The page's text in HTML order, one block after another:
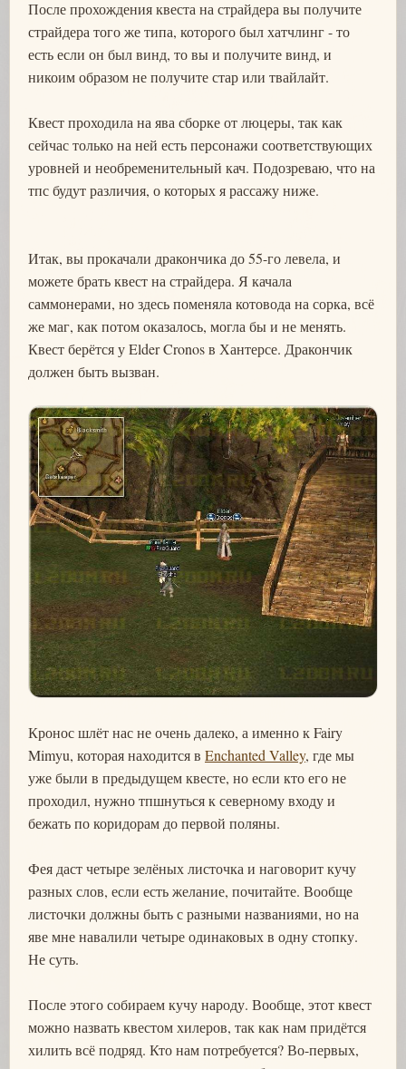
После прохождения квеста на страйдера вы получите
страйдера того же типа, которого был хатчлинг - то
есть если он был винд, то вы и получите винд, и
никоим образом не получите стар или твайлайт.
Квест проходила на ява сборке от люцеры, так как
сейчас только на ней есть персонажи соответствующих
уровней и необременительный кач. Подозреваю, что на
тпс будут различия, о которых я рассажу ниже.
Итак, вы прокачали дракончика до 55-го левела, и
можете брать квест на страйдера. Я качала
саммонерами, но здесь поменяла котовода на сорка, всё
же маг, как потом оказалось, могла бы и не менять.
Квест берётся у Elder Cronos в Хантерсе. Дракончик
должен быть вызван.
Кронос шлёт нас не очень далеко, а именно к Fairy
Mimyu, которая находится в Enchanted Valley, где мы
уже были в предыдущем квесте, но если кто его не
проходил, нужно тпшнуться к северному входу и
бежать по коридорам до первой поляны.
Фея даст четыре зелёных листочка и наговорит кучу
разных слов, если есть желание, почитайте. Вообще
листочки должны быть с разными названиями, но на
яве мне навалили четыре одинаковых в одну стопку.
Не суть.
После этого собираем кучу народу. Вообще, этот квест
можно назвать квестом хилеров, так как нам придётся
хилить всё подряд. Кто нам потребуется? Во-первых,